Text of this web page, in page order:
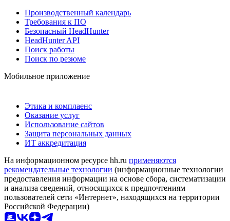
Производственный календарь
Требования к ПО
Безопасный HeadHunter
HeadHunter API
Поиск работы
Поиск по резюме
Мобильное приложение
Этика и комплаенс
Оказание услуг
Использование сайтов
Защита персональных данных
ИТ аккредитация
На информационном ресурсе hh.ru применяются
рекомендательные технологии (информационные технологии
предоставления информации на основе сбора, систематизации
и анализа сведений, относящихся к предпочтениям
пользователей сети «Интернет», находящихся на территории
Российской Федерации)